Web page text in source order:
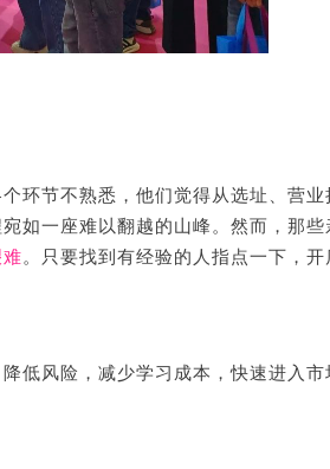
环节不熟悉，他们觉得从选址、营业
如一座难以翻越的山峰。然而，那些
。只要找到有经验的人指点一下，开
低风险，减少学习成本，快速进入市